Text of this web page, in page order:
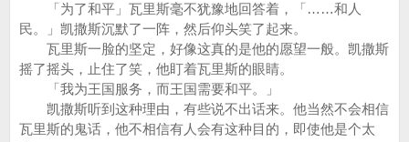
「为了和平」瓦里斯毫不犹豫地回答着，「……和人
民。」凯撒斯沉默了一阵，然后仰头笑了起来。
瓦里斯一脸的坚定，好像这真的是他的愿望一般。凯撒斯
摇了摇头，止住了笑，他盯着瓦里斯的眼睛。
「我为王国服务，而王国需要和平。」
凯撒斯听到这种理由，有些说不出话来。他当然不会相信
瓦里斯的鬼话，他不相信有人会有这种目的，即使他是个太